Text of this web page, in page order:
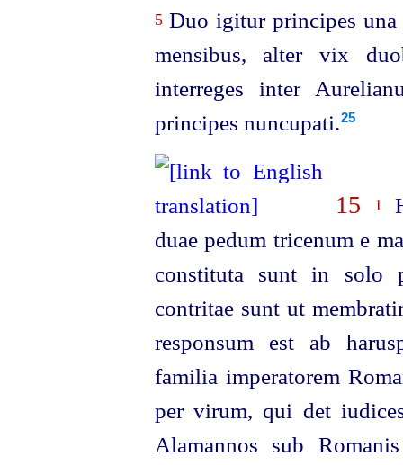
5Duo igitur principes una
mensibus, alter vix
interreges inter
principes nuncupati.⁠25
15 1
duae pedum tricenum e
constituta sunt in solo
contritae sunt ut
responsum est ab
familia imperatorem
per virum, qui det
Alamannos sub